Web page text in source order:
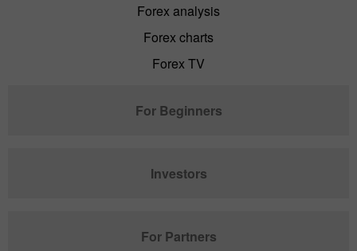
Forex analysis
Forex charts
Forex TV
For Beginners
Investors
For Partners